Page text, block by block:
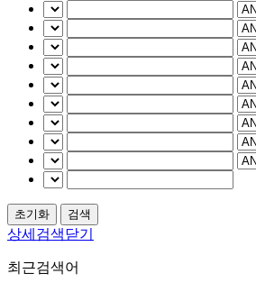
상세검색닫기
최근검색어